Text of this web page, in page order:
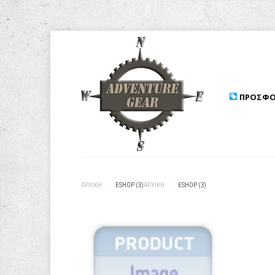
ΑΡΧΙΚΉ ESHOP (3)ΑΡΧΙΚΉ ESHOP (3)